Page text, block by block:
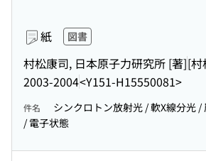
紙 図書
村松康司, 日本原子力研究所 [著][村
2003-2004<Y151-H15550081>
件名 シンクロトン放射光 / 軟X線分光 /
/ 電子状態